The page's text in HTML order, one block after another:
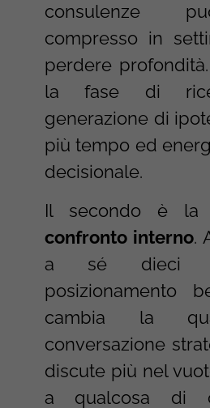
consulenze
compresso in
perdere profondità.
la fase di
generazione di
più tempo ed
decisionale.
Il secondo è
confronto interno.
a sé dieci
posizionamento
cambia la
conversazione
discute più nel
a qualcosa di